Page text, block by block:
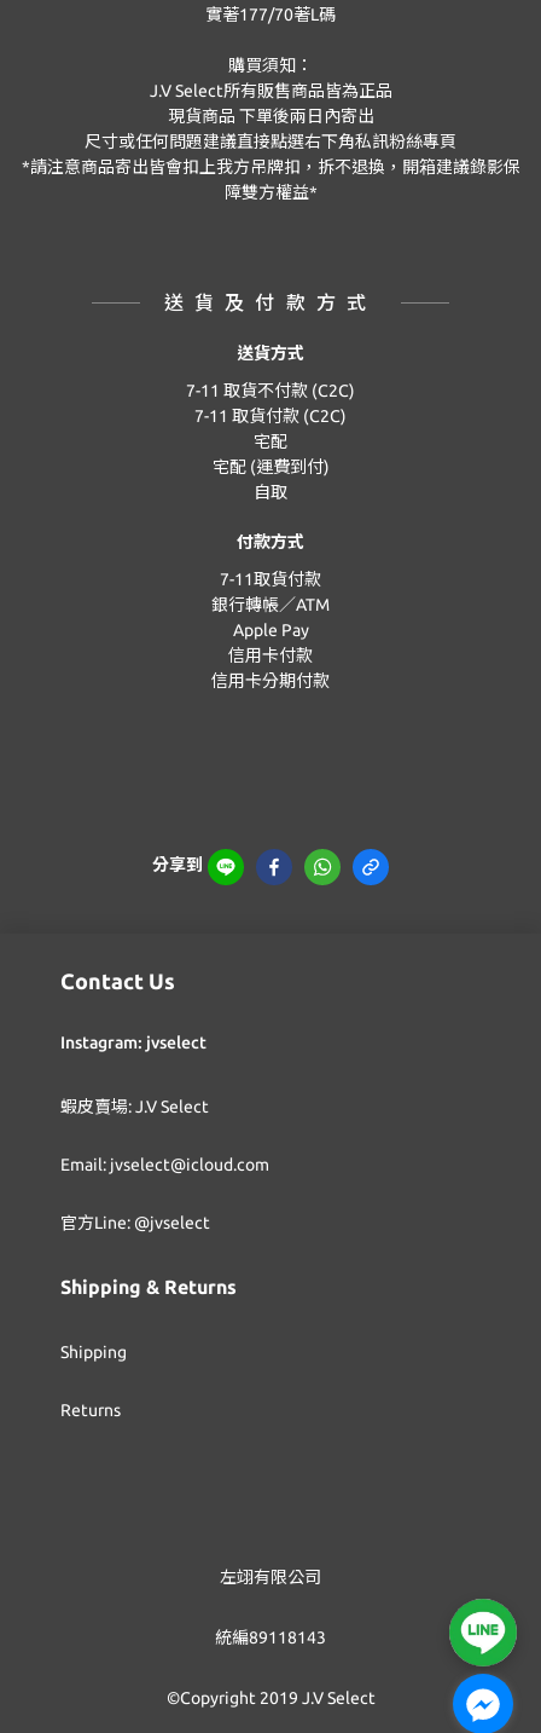
實著177/70著L碼
購買須知：
J.V Select所有販售商品皆為正品
現貨商品 下單後兩日內寄出
尺寸或任何問題建議直接點選右下角私訊粉絲專頁
*請注意商品寄出皆會扣上我方吊牌扣，拆不退換，開箱建議錄影保
障雙方權益*
送貨及付款方式
送貨方式
7-11 取貨不付款 (C2C)
7-11 取貨付款 (C2C)
宅配
宅配 (運費到付)
自取
付款方式
7-11取貨付款
銀行轉帳／ATM
Apple Pay
信用卡付款
信用卡分期付款
分享到
Contact Us
Instagram: jvselect
蝦皮賣場: J.V Select
Email: jvselect@icloud.com
官方Line: @jvselect
Shipping & Returns
Shipping
Returns
左翊有限公司
統編89118143
©Copyright 2019 J.V Select